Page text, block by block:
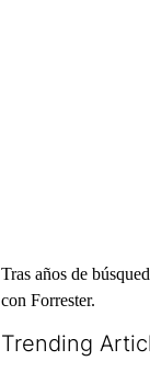
Tras años de
con Forrester.
Trending